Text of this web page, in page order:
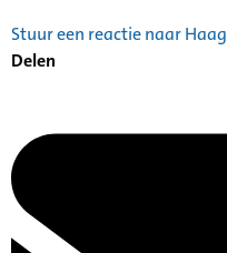
Stuur een reactie naar
Delen